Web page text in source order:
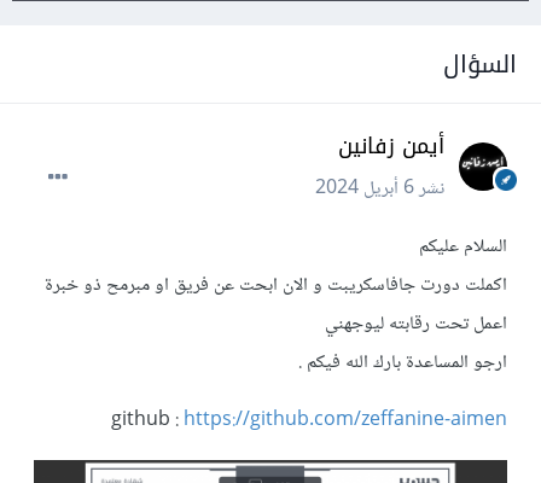
السؤال
أيمن زفانين
نشر6 أبريل 2024
السلام عليكم
اكملت دورت جافاسكريبت و الان ابحت عن فريق او مبرمح ذو خبرة
اعمل تحت رقابته ليوجهني
ارجو المساعدة بارك الله فيكم .
github :https://github.com/zeffanine-aimen